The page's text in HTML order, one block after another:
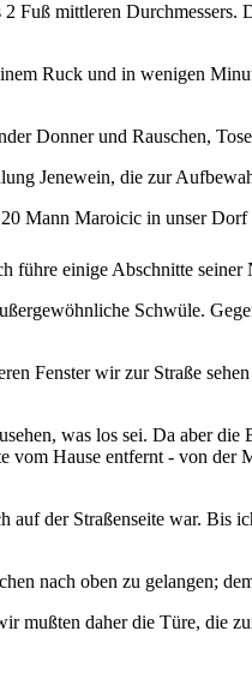
Fuß mittleren
Ruck und in wenigen
Donner und Rauschen,
Jenewein, die zur
Mann Maroicic in unser Dorf
führe einige Abschnitte seiner
Schwüle.
Fenster wir zur Straße
was los sei. Da aber
vom Hause entfernt - von
der Straßenseite war. Bis
nach oben zu gelangen;
mußten daher die Türe, die